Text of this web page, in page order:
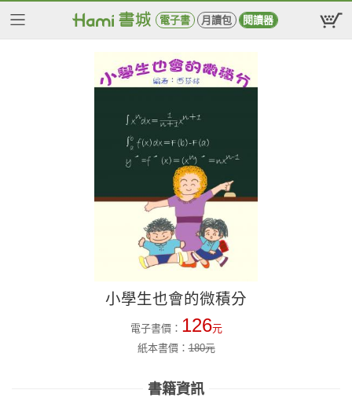
電子書 月讀包 閱讀器
小學生也會的微積分
電子書價： 126元
紙本書價：180元
書籍資訊